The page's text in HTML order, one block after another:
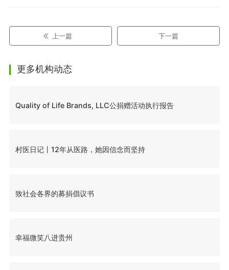
上一篇 下一篇
更多机构动态
Quality of Life Brands, LLC公捐赠活动执行报告
村医日记丨12年从医路，她因信念而坚持
致社会各界的募捐倡议书
幸福微笑八进贵州